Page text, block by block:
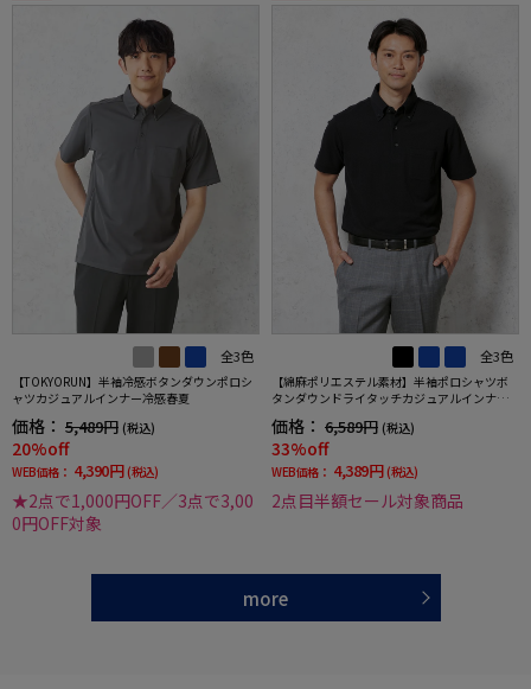
全3色
【TOKYORUN】半袖冷感ボタンダウンポロシ
ャツカジュアルインナー冷感春夏
価格： 5,489円 (税込)
20%off
WEB価格： 4,390円 (税込)
★2点で1,000円OFF／3点で3,00
0円OFF対象
全3色
【綿麻ポリエステル素材】半袖ポロシャツボ
タンダウンドライタッチカジュアルインナー
価格： 6,589円 (税込)
33%off
WEB価格： 4,389円 (税込)
2点目半額セール対象商品
more